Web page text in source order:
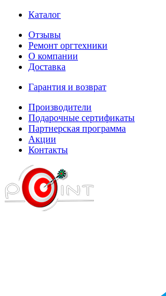
Каталог
Отзывы
Ремонт оргтехники
О компании
Доставка
Гарантия и возврат
Производители
Подарочные сертификаты
Партнерская программа
Акции
Контакты